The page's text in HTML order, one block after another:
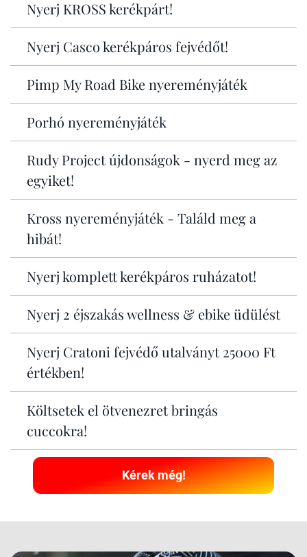
Nyerj KROSS kerékpárt!
Nyerj Casco kerékpáros fejvédőt!
Pimp My Road Bike nyereményjáték
Porhó nyereményjáték
Rudy Project újdonságok - nyerd meg az
egyiket!
Kross nyereményjáték - Találd meg a
hibát!
Nyerj komplett kerékpáros ruházatot!
Nyerj 2 éjszakás wellness & ebike üdülést
Nyerj Cratoni fejvédő utalványt 25000 Ft
értékben!
Költsetek el ötvenezret bringás
cuccokra!
Kérek még!